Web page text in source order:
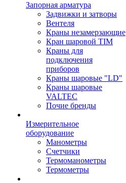
Запорная арматура
Задвижки и затворы
Вентеля
Краны незамерзающие
Кран шаровой TIM
Краны для
подключения
приборов
Краны шаровые "LD"
Краны шаровые
VALTEC
Почие бренды
Измерительное
оборудование
Манометры
Счетчики
Термоманометры
Термометры